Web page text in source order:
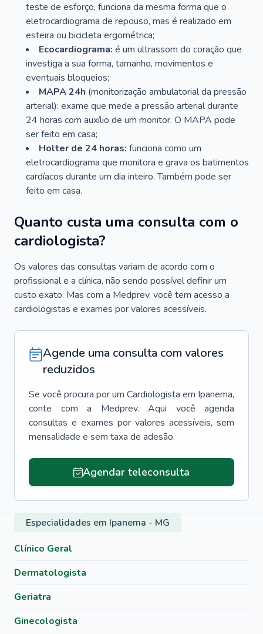
teste de esforço, funciona da mesma forma que o
eletrocardiograma de repouso, mas é realizado em
esteira ou bicicleta ergométrica;
Ecocardiograma: é um ultrassom do coração que
investiga a sua forma, tamanho, movimentos e
eventuais bloqueios;
MAPA 24h (monitorização ambulatorial da pressão
arterial): exame que mede a pressão arterial durante
24 horas com auxílio de um monitor. O MAPA pode
ser feito em casa;
Holter de 24 horas: funciona como um
eletrocardiograma que monitora e grava os batimentos
cardíacos durante um dia inteiro. Também pode ser
feito em casa.
Quanto custa uma consulta com o
cardiologista?
Os valores das consultas variam de acordo com o
profissional e a clínica, não sendo possível definir um
custo exato. Mas com a Medprev, você tem acesso a
cardiologistas e exames por valores acessíveis.
Agende uma consulta com valores
reduzidos
Se você procura por um Cardiologista em Ipanema,
conte com a Medprev. Aqui você agenda
consultas e exames por valores acessíveis, sem
mensalidade e sem taxa de adesão.
Agendar teleconsulta
Especialidades em Ipanema - MG
Clínico Geral
Dermatologista
Geriatra
Ginecologista